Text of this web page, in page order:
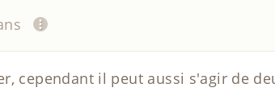
cependant il peut aussi s'agir de